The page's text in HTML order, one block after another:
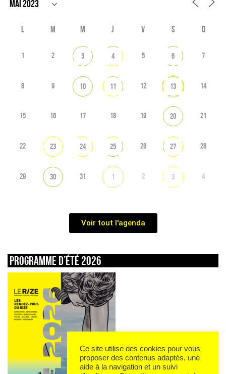
L M M J V S D
1 2 3 4 5 6 7
8 9 10 11 12 13 14
15 16 17 18 19 20 21
22 23 24 25 26 27 28
29 30 31 1 2 3 4
Voir tout l'agenda
Programme d’été 2026
Ce site utilise des cookies pour vous
proposer des contenus adaptés, une
aide à la navigation et un suivi